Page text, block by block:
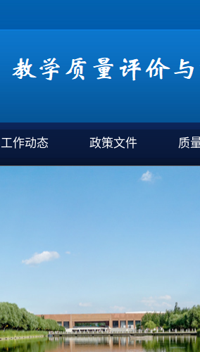
工作动态 政策文件 质